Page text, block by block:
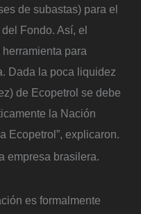
de subastas) para el
Fondo. Así, el
para
Dada la poca liquidez
de Ecopetrol se debe
la Nación
Ecopetrol”, explicaron.
empresa brasilera.
es formalmente